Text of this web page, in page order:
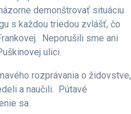
demonštrovať situáciu
s každou triedou zvlášť, čo
Neporušili sme ani
ulici.
rozprávania o židovstve,
a naučili. Pútavé
sa.